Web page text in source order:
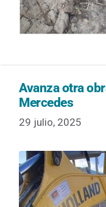
Avanza otra
Mercedes
29 julio, 2025